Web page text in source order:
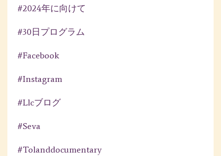
#2024年に向けて
#30日プログラム
#facebook
#instagram
#llcブログ
#seva
#tolanddocumentary